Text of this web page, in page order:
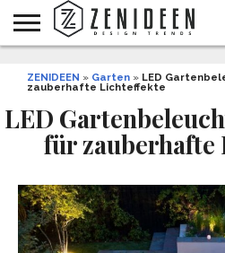
INNENDESIGN
ARCHITEKTUR
GARTEN
UND
LIFESTYLE
DEKO
&
DIY
STYLE
REZEPTE
GESUNDHEIT
WEIHNACHTEN
ZENIDEEN » Garten » LED
zauberhafte Lichteffekte
LED
für